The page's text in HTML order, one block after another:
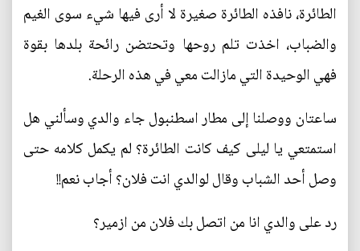
الطائرة، نافذه الطائرة صغيرة لا أرى فيها شيء سوى الغيم
والضباب، اخذت تلم روحها وتحتضن رائحة بلدها بقوة
فهي الوحيدة التي مازالت معي في هذه الرحلة.
ساعتان ووصلنا إلى مطار اسطنبول جاء والدي وسألني هل
استمتعي يا ليلى كيف كانت الطائرة؟ لم يكمل كلامه حتى
وصل أحد الشباب وقال لوالدي انت فلان؟ أجاب نعم!!
رد على والدي انا من اتصل بك فلان من ازمير؟